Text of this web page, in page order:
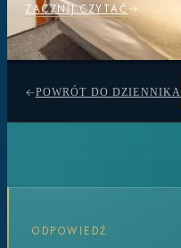
ZACZNIJ CZYTAĆ
POWRÓT DO DZIENNIKA
ODPOWIEDŹ